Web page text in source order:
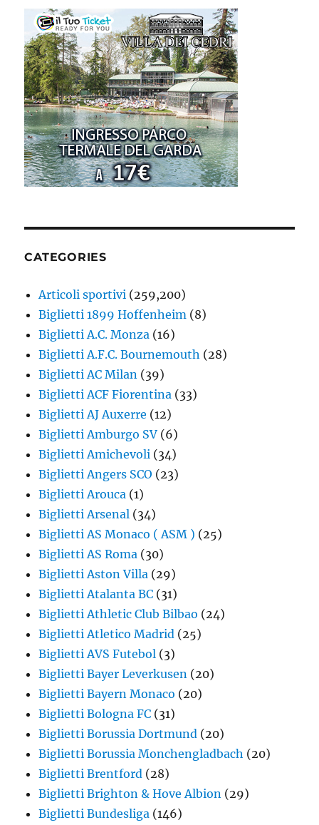
CATEGORIES
Articoli sportivi (259,200)
Biglietti 1899 Hoffenheim (8)
Biglietti A.C. Monza (16)
Biglietti A.F.C. Bournemouth (28)
Biglietti AC Milan (39)
Biglietti ACF Fiorentina (33)
Biglietti AJ Auxerre (12)
Biglietti Amburgo SV (6)
Biglietti Amichevoli (34)
Biglietti Angers SCO (23)
Biglietti Arouca (1)
Biglietti Arsenal (34)
Biglietti AS Monaco ( ASM ) (25)
Biglietti AS Roma (30)
Biglietti Aston Villa (29)
Biglietti Atalanta BC (31)
Biglietti Athletic Club Bilbao (24)
Biglietti Atletico Madrid (25)
Biglietti AVS Futebol (3)
Biglietti Bayer Leverkusen (20)
Biglietti Bayern Monaco (20)
Biglietti Bologna FC (31)
Biglietti Borussia Dortmund (20)
Biglietti Borussia Monchengladbach (20)
Biglietti Brentford (28)
Biglietti Brighton & Hove Albion (29)
Biglietti Bundesliga (146)